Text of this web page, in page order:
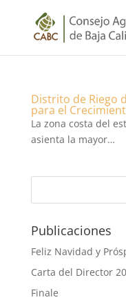
Distrito de Riego
para el
La zona costa del
asienta la mayor…
Publicaciones
Feliz Navidad y
Carta del Director
Finale